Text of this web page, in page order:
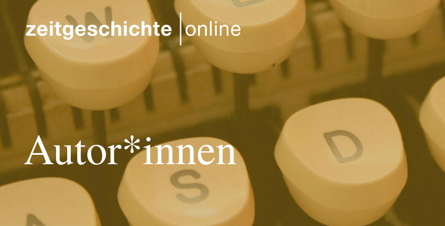
Direkt zum Inhalt
Autor*innen